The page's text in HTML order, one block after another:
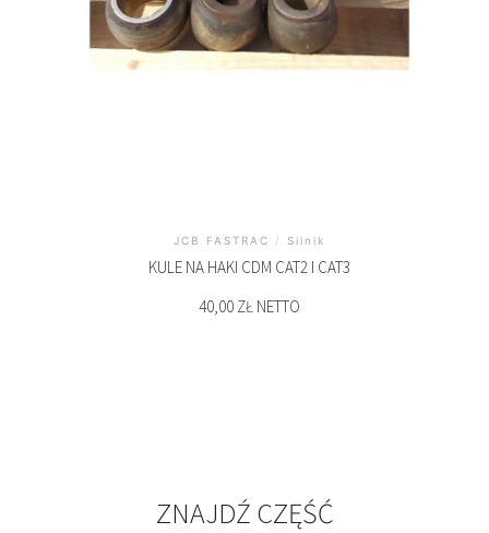
JCB FASTRAC / Silnik
KULE NA HAKI CDM CAT2 I CAT3
40,00 ZŁ NETTO
ZNAJDŹ CZĘŚĆ